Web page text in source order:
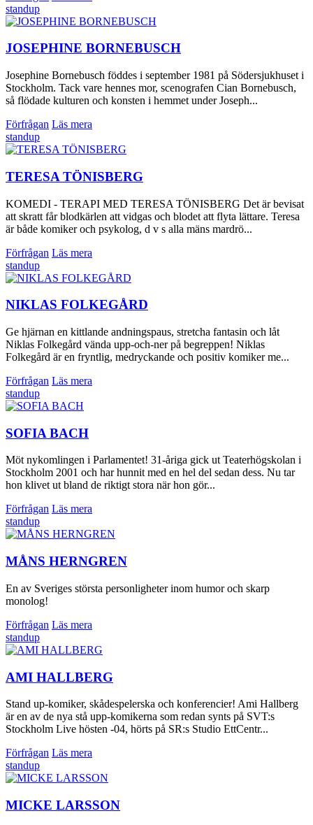
standup
JOSEPHINE BORNEBUSCH
Josephine Bornebusch föddes i september 1981 på Södersjukhuset i
Stockholm. Tack vare hennes mor, scenografen Cian Bornebusch,
så flödade kulturen och konsten i hemmet under Joseph...
Förfrågan Läs mera
standup
TERESA TÖNISBERG
KOMEDI - TERAPI MED TERESA TÖNISBERG Det är bevisat
att skratt får blodkärlen att vidgas och blodet att flyta lättare. Teresa
är både komiker och psykolog, d v s alla mäns mardrö...
Förfrågan Läs mera
standup
NIKLAS FOLKEGÅRD
Ge hjärnan en kittlande andningspaus, stretcha fantasin och låt
Niklas Folkegård vända upp-och-ner på begreppen! Niklas
Folkegård är en fryntlig, medryckande och positiv komiker me...
Förfrågan Läs mera
standup
SOFIA BACH
Möt nykomlingen i Parlamentet! 31-åriga gick ut Teaterhögskolan i
Stockholm 2001 och har hunnit med en hel del sedan dess. Nu tar
hon klivet ut bland de riktigt stora när hon gör...
Förfrågan Läs mera
standup
MÅNS HERNGREN
En av Sveriges största personligheter inom humor och skarp
monolog!
Förfrågan Läs mera
standup
AMI HALLBERG
Stand up-komiker, skådespelerska och konferencier! Ami Hallberg
är en av de nya stå upp-komikerna som redan synts på SVT:s
Stockholm Live hösten -04, hörts på SR:s Studio EttCentr...
Förfrågan Läs mera
standup
MICKE LARSSON